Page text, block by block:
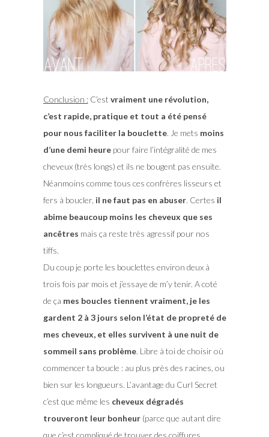
Conclusion :C’est vraiment une révolution,
c’est rapide, pratique et tout a été pensé
pour nous faciliter la bouclette. Je mets moins
d’une demi heurepour faire l’intégralité de mes
cheveux (très longs) et ils ne bougent pas ensuite.
Néanmoins comme tous ces confrères lisseurs et
fers à boucler, il ne faut pas en abuser. Certes il
abime beaucoup moins les cheveux que ses
ancêtres mais ça reste très agressif pour nos
tiffs.
Du coup je porte les bouclettes environ deux à
trois fois par mois et j’essaye de m’y tenir. A coté
de ça mes boucles tiennent vraiment, je les
gardent 2 à 3 jours selon l’état de propreté de
mes cheveux, et elles survivent à une nuit de
sommeil sans problème. Libre à toi de choisir où
commencer ta boucle : au plus près des racines, ou
bien sur les longueurs. L’avantage du Curl Secret
c’est que même les cheveux dégradés
trouveront leur bonheur(parce que autant dire